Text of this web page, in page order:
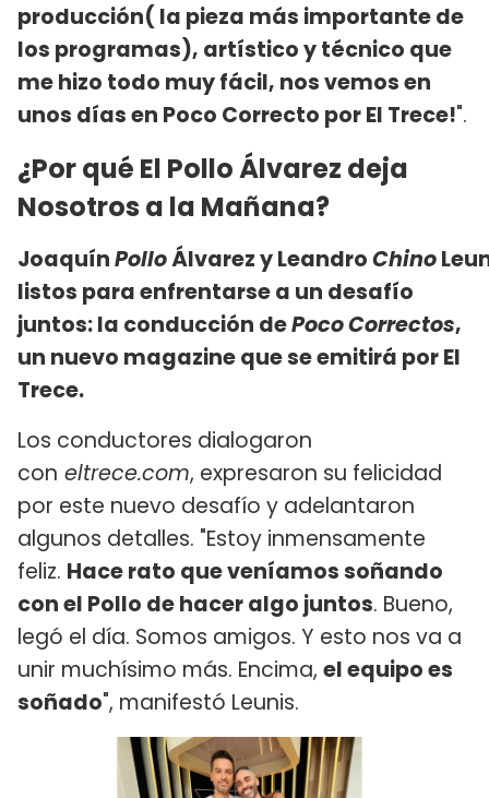
producción( la pieza más importante de
los programas), artístico y técnico que
me hizo todo muy fácil, nos vemos en
unos días en Poco Correcto por El Trece!".
¿Por qué El Pollo Álvarez deja
Nosotros a la Mañana?
JoaquínPolloÁlvarez y LeandroChino
listos para enfrentarse a un desafío
juntos: la conducción dePoco Correctos,
un nuevo magazine que se emitirá por El
Trece.
Los conductores dialogaron
con eltrece.com, expresaron su felicidad
por este nuevo desafío y adelantaron
algunos detalles. "Estoy inmensamente
feliz. Hace rato que veníamos soñando
con el Pollo de hacer algo juntos. Bueno,
legó el día. Somos amigos. Y esto nos va a
unir muchísimo más. Encima, el equipo es
soñado", manifestó Leunis.